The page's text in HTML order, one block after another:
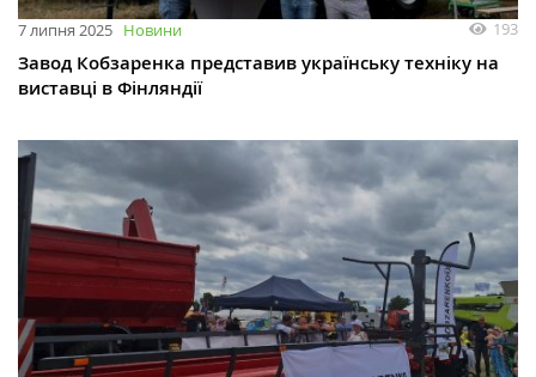
7 липня 2025 Новини 193
Завод Кобзаренка представив українську техніку на
виставці в Фінляндії